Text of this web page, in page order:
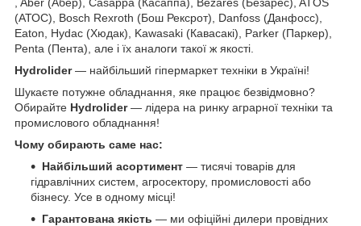
(АТОС), Bosch Rexroth (Бош Рексрот), Danfoss (Данфосс),
Eaton, Hydac (Хюдак), Kawasaki (Кавасакі), Parker (Паркер),
Penta (Пента), але і їх аналоги такої ж якості.
Hydrolider— найбільший гіпермаркет техніки в Україні!
Шукаєте потужне обладнання, яке працює безвідмовно?
Обирайте Hydrolider— лідера на ринку аграрної техніки та
промислового обладнання!
Чому обирають саме нас:
Найбільший асортимент — тисячі товарів для
гідравлічних систем, агросектору, промисловості або
бізнесу. Усе в одному місці!
Гарантована якість — ми офіційні дилери провідних